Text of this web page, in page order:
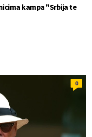
kampa "Srbija te
0